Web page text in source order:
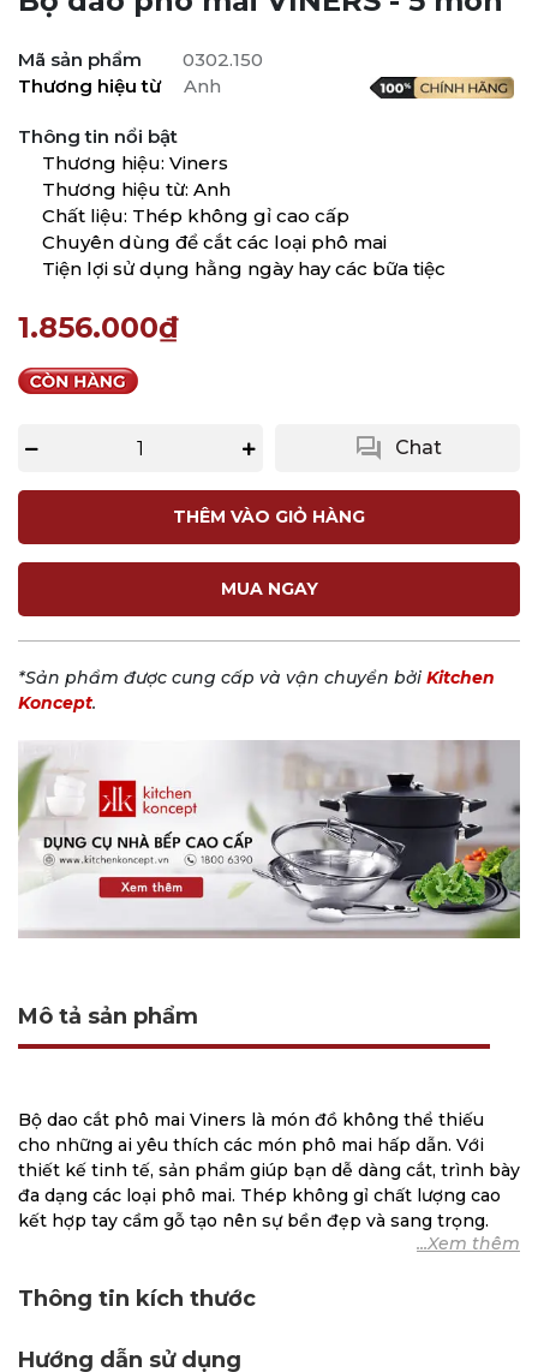
Mã sản phẩm
0302.150
Thương hiệu từ
Anh
Thông tin nổi bật
Thương hiệu: Viners​
Thương hiệu từ: Anh
Chất liệu: Thép không gỉ cao cấp
Chuyên dùng để cắt các loại phô mai
Tiện lợi sử dụng hằng ngày hay các bữa tiệc
1.856.000₫
question_answer Chat
THÊM VÀO GIỎ HÀNG
MUA NGAY
*Sản phẩm được cung cấp và vận chuyển bởi Kitchen
Koncept.
Mô tả sản phẩm
Bộ dao cắt phô mai Viners là món đồ không thể thiếu
cho những ai yêu thích các món phô mai hấp dẫn. Với
thiết kế tinh tế, sản phẩm giúp bạn dễ dàng cắt, trình bày
đa dạng các loại phô mai. Thép không gỉ chất lượng cao
kết hợp tay cầm gỗ tạo nên sự bền đẹp và sang trọng.
dao phô mai 5 món Viners
Thông tin kích thước
Hướng dẫn sử dụng